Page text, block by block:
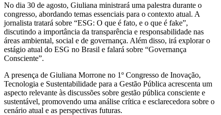
No dia 30 de agosto, Giuliana ministrará uma palestra durante o
congresso, abordando temas essenciais para o contexto atual. A
jornalista tratará sobre “ESG: O que é fato, e o que é fake”,
discutindo a importância da transparência e responsabilidade nas
áreas ambiental, social e de governança. Além disso, irá explorar o
estágio atual do ESG no Brasil e falará sobre “Governança
Consciente”.
A presença de Giuliana Morrone no 1º Congresso de Inovação,
Tecnologia e Sustentabilidade para a Gestão Pública acrescenta um
aspecto relevante às discussões sobre gestão pública consciente e
sustentável, promovendo uma análise crítica e esclarecedora sobre o
cenário atual e as perspectivas futuras.